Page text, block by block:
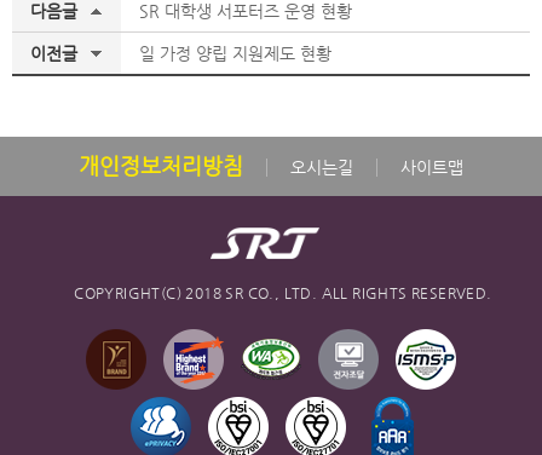
다음글 SR 대학생 서포터즈 운영 현황
이전글 일 가정 양립 지원제도 현황
개인정보처리방침 오시는길 사이트맵
COPYRIGHT(C) 2018 SR CO., LTD. ALL RIGHTS RESERVED.